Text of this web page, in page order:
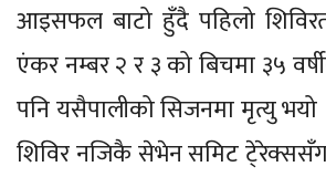
आइसफल बाटो हुँदै पहिलो
एंकर नम्बर २ र ३ को बिचमा ३५
पनि यसैपालीको सिजनमा मृत्यु
शिविर नजिकै सेभेन समिट टे्रेक्ससँग